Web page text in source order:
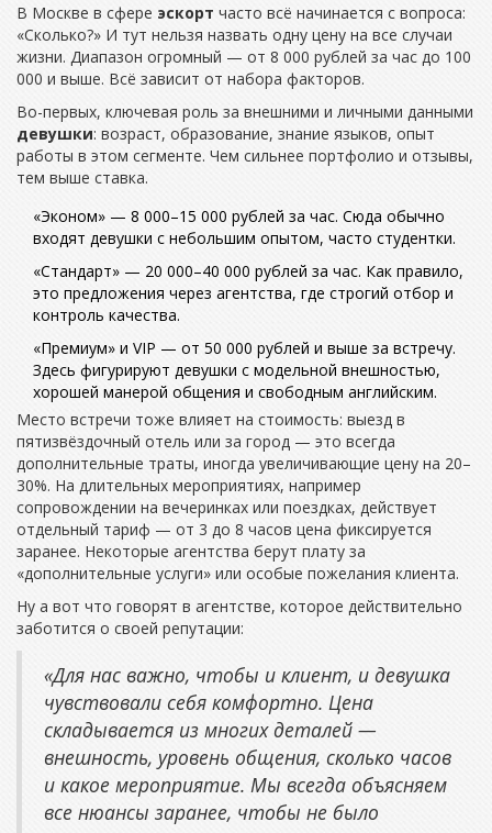
В Москве в сфере эскорт часто всё начинается с вопроса:
«Сколько?» И тут нельзя назвать одну цену на все случаи
жизни. Диапазон огромный — от 8 000 рублей за час до 100
000 и выше. Всё зависит от набора факторов.
Во-первых, ключевая роль за внешними и личными данными
девушки: возраст, образование, знание языков, опыт
работы в этом сегменте. Чем сильнее портфолио и отзывы,
тем выше ставка.
«Эконом» — 8 000–15 000 рублей за час. Сюда обычно
входят девушки с небольшим опытом, часто студентки.
«Стандарт» — 20 000–40 000 рублей за час. Как правило,
это предложения через агентства, где строгий отбор и
контроль качества.
«Премиум» и VIP — от 50 000 рублей и выше за встречу.
Здесь фигурируют девушки с модельной внешностью,
хорошей манерой общения и свободным английским.
Место встречи тоже влияет на стоимость: выезд в
пятизвёздочный отель или за город — это всегда
дополнительные траты, иногда увеличивающие цену на 20–
30%. На длительных мероприятиях, например
сопровождении на вечеринках или поездках, действует
отдельный тариф — от 3 до 8 часов цена фиксируется
заранее. Некоторые агентства берут плату за
«дополнительные услуги» или особые пожелания клиента.
Ну а вот что говорят в агентстве, которое действительно
заботится о своей репутации:
«Для нас важно, чтобы и клиент, и девушка
чувствовали себя комфортно. Цена
складывается из многих деталей —
внешность, уровень общения, сколько часов
и какое мероприятие. Мы всегда объясняем
все нюансы заранее, чтобы не было